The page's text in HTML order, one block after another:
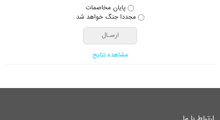
پایان مخاصمات
مجددا جنگ خواهد شد
مشاهده نتایج